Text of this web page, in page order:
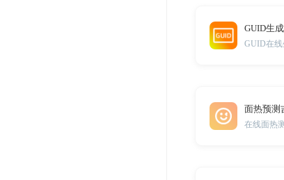
GUID生
GUID在线
面热预测
在线面热